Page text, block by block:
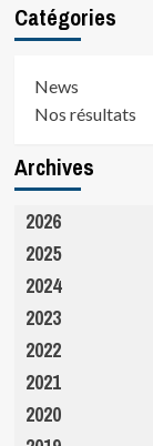
Catégories
News
Nos résultats
Archives
2026
2025
2024
2023
2022
2021
2020